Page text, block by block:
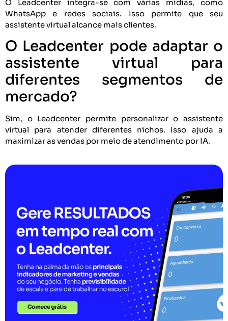
O Leadcenter integra-se com várias mídias, como
WhatsApp e redes sociais. Isso permite que seu
assistente virtual alcance mais clientes.
O Leadcenter pode adaptar o
assistente virtual para
diferentes segmentos de
mercado?
Sim, o Leadcenter permite personalizar o assistente
virtual para atender diferentes nichos. Isso ajuda a
maximizar as vendas por meio de atendimento por IA.